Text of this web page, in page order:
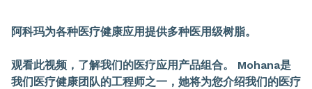
阿科玛为各种医疗健康应用提供多种医用级树脂。
观看此视频，了解我们的医疗应用产品组合。 Mohana是
我们医疗健康团队的工程师之一，她将为您介绍我们的医疗